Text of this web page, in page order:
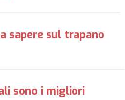
sapere sul trapano
sono i migliori